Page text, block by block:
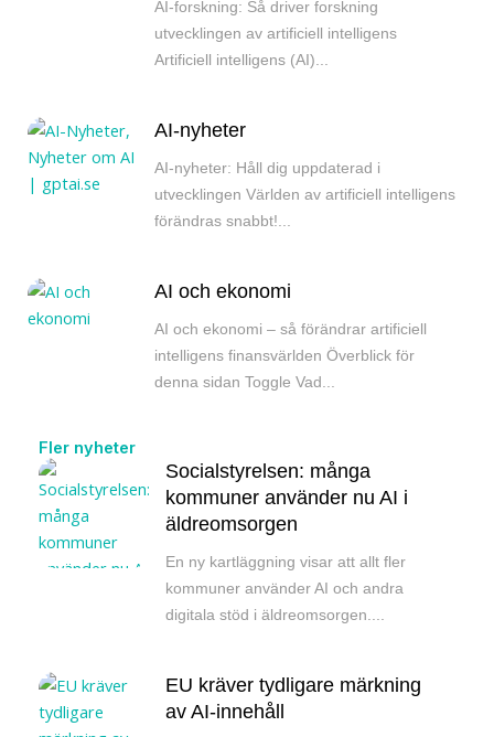
AI-forskning: Så driver forskning
utvecklingen av artificiell intelligens
Artificiell intelligens (AI)...
AI-nyheter
AI-nyheter: Håll dig uppdaterad i
utvecklingen Världen av artificiell intelligens
förändras snabbt!...
AI och ekonomi
AI och ekonomi – så förändrar artificiell
intelligens finansvärlden Överblick för
denna sidan Toggle Vad...
Fler nyheter
Socialstyrelsen: många
kommuner använder nu AI i
äldreomsorgen
En ny kartläggning visar att allt fler
kommuner använder AI och andra
digitala stöd i äldreomsorgen....
EU kräver tydligare märkning
av AI-innehåll